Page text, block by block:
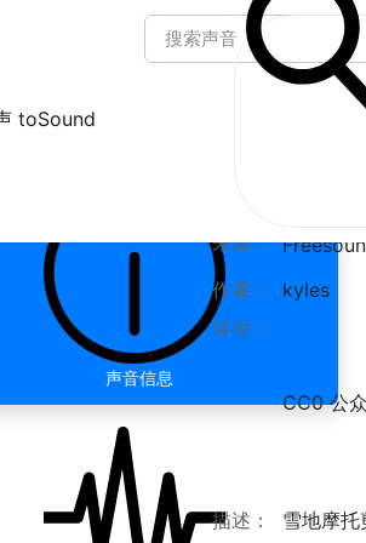
toSound
声音信息
Nunavik "
来源：
作者：
kyles
许可：
CC0 公
描述： 雪地摩